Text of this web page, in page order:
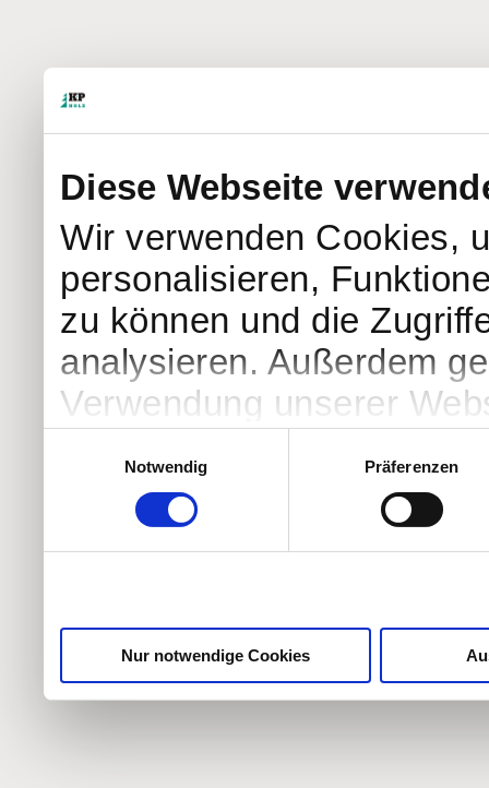
Diese Webseite
Wir verwenden Cookies,
personalisieren,
zu können und die
analysieren. Außerdem
Verwendung unserer
Partner führen diese
weiteren Daten
Notwendig
Präferenzen
Nur notwendige Cookies